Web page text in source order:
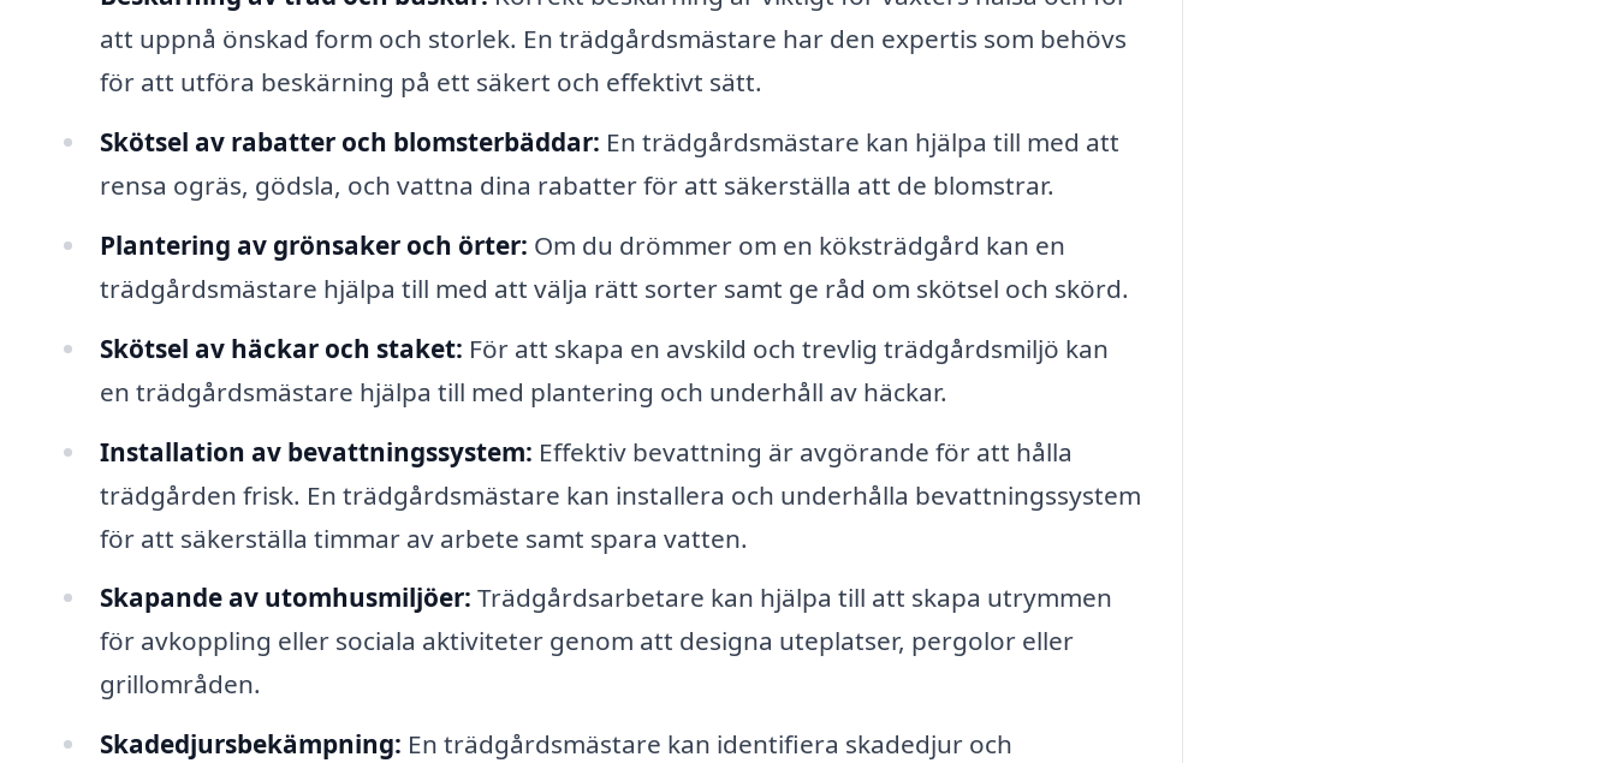
att uppnå önskad form och storlek. En trädgårdsmästare har den expertis som behövs
för att utföra beskärning på ett säkert och effektivt sätt.
Skötsel av rabatter och blomsterbäddar: En trädgårdsmästare kan hjälpa till med att
rensa ogräs, gödsla, och vattna dina rabatter för att säkerställa att de blomstrar.
Plantering av grönsaker och örter: Om du drömmer om en köksträdgård kan en
trädgårdsmästare hjälpa till med att välja rätt sorter samt ge råd om skötsel och skörd.
Skötsel av häckar och staket: För att skapa en avskild och trevlig trädgårdsmiljö kan
en trädgårdsmästare hjälpa till med plantering och underhåll av häckar.
Installation av bevattningssystem: Effektiv bevattning är avgörande för att hålla
trädgården frisk. En trädgårdsmästare kan installera och underhålla bevattningssystem
för att säkerställa timmar av arbete samt spara vatten.
Skapande av utomhusmiljöer: Trädgårdsarbetare kan hjälpa till att skapa utrymmen
för avkoppling eller sociala aktiviteter genom att designa uteplatser, pergolor eller
grillområden.
Skadedjursbekämpning: En trädgårdsmästare kan identifiera skadedjur och